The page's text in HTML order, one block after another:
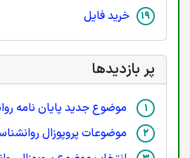
خرید فایل
پر بازدیدها
موضوع جدید پایان نامه
موضوعات پروپوزال